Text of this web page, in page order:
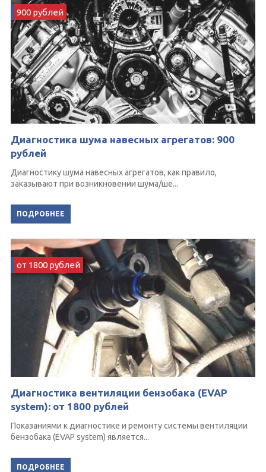
900 рублей
Диагностика шума навесных агрегатов: 900
рублей
Диагностику шума навесных агрегатов, как правило,
заказывают при возникновении шума/ше...
ПОДРОБНЕЕ
от 1800 рублей
Диагностика вентиляции бензобака (EVAP
system): от 1800 рублей
Показаниями к диагностике и ремонту системы вентиляции
бензобака (EVAP system) является...
ПОДРОБНЕЕ